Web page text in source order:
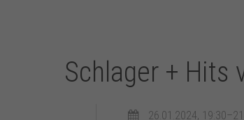
Schlager + Hits
26.01.2024,